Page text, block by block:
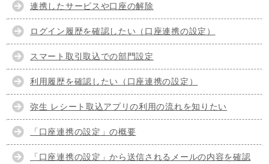
連携したサービスや口座の解除
ログイン履歴を確認したい（口座連携の設定）
スマート取引取込での部門設定
利用履歴を確認したい（口座連携の設定）
弥生 レシート取込アプリの利用の流れを知りたい
「口座連携の設定」の概要
「口座連携の設定」から送信されるメールの内容を確認